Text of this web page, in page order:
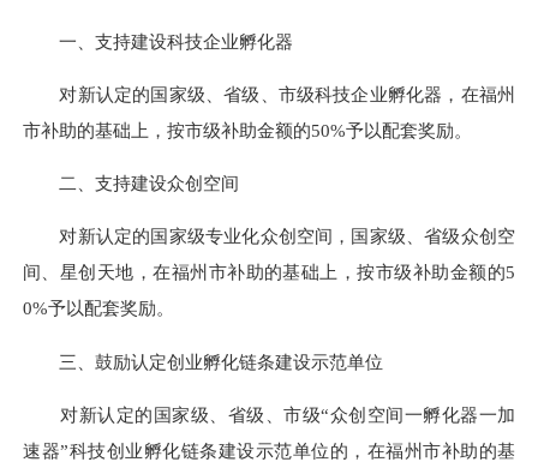
一、支持建设科技企业孵化器
对新认定的国家级、省级、市级科技企业孵化器，在福州
市补助的基础上，按市级补助金额的50%予以配套奖励。
二、支持建设众创空间
对新认定的国家级专业化众创空间，国家级、省级众创空
间、星创天地，在福州市补助的基础上，按市级补助金额的5
0%予以配套奖励。
三、鼓励认定创业孵化链条建设示范单位
对新认定的国家级、省级、市级“众创空间一孵化器一加
速器”科技创业孵化链条建设示范单位的，在福州市补助的基